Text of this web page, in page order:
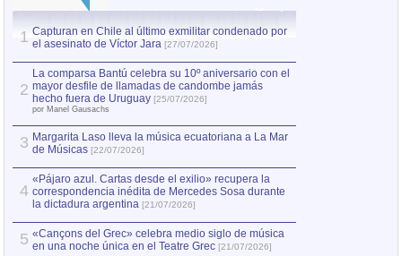
1 Capturan en Chile al último exmilitar condenado por
el asesinato de Víctor Jara [27/07/2026]
2
La comparsa Bantú celebra su 10º aniversario con el
mayor desfile de llamadas de candombe jamás
hecho fuera de Uruguay [25/07/2026]
por Manel Gausachs
3 Margarita Laso lleva la música ecuatoriana a La Mar
de Músicas [22/07/2026]
4
«Pájaro azul. Cartas desde el exilio» recupera la
correspondencia inédita de Mercedes Sosa durante
la dictadura argentina [21/07/2026]
5 «Cançons del Grec» celebra medio siglo de música
en una noche única en el Teatre Grec [21/07/2026]